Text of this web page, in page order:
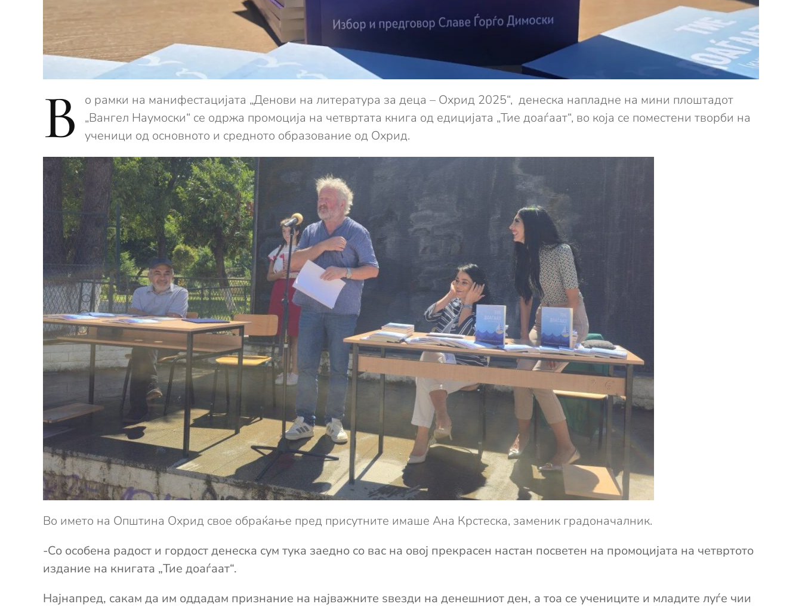
В
о рамки на манифестацијата „Денови на литература за деца – Охрид 2025“, денеска напладне на мини плоштадот
„Вангел Наумоски“ се одржа промоција на четвртата книга од едицијата „Тие доаѓаат“, во која се поместени творби на
ученици од основното и средното образование од Охрид.
‎Во името на Општина Охрид свое обраќање пред присутните имаше Ана Крстеска, заменик градоначалник.
-Со особена радост и гордост денеска сум тука заедно со вас на овој прекрасен настан посветен на промоцијата на четвртото
издание на книгата „Тие доаѓаат“.
Најнапред, сакам да им оддадам признание на најважните ѕвезди на денешниот ден, а тоа се учениците и младите луѓе чии